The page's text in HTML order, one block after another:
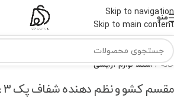
Skip to navigation
Skip to main content
منو
خانه استند لوازم آرایشی
مقسم کشو و نظم دهنده شفاف پک 3 عددی